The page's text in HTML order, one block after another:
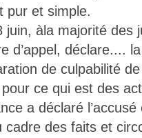
pur et simple.
juin, àla majorité des
d’appel, déclare....
de culpabilité
ce qui est des
a déclaré
cadre des faits et